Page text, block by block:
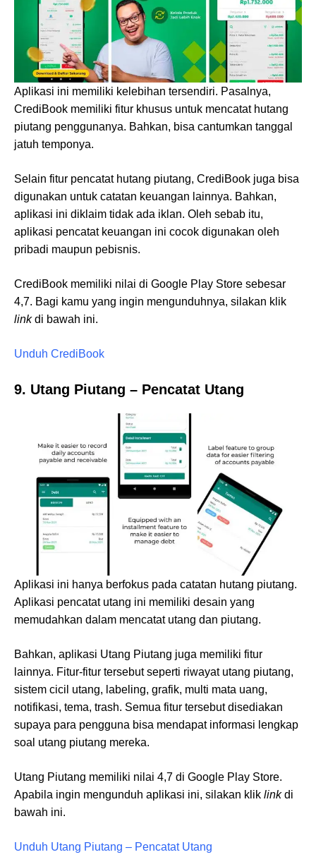
Aplikasi ini memiliki kelebihan tersendiri. Pasalnya,
CrediBook memiliki fitur khusus untuk mencatat hutang
piutang penggunanya. Bahkan, bisa cantumkan tanggal
jatuh temponya.
Selain fitur pencatat hutang piutang, CrediBook juga bisa
digunakan untuk catatan keuangan lainnya. Bahkan,
aplikasi ini diklaim tidak ada iklan. Oleh sebab itu,
aplikasi pencatat keuangan ini cocok digunakan oleh
pribadi maupun pebisnis.
CrediBook memiliki nilai di Google Play Store sebesar
4,7. Bagi kamu yang ingin mengunduhnya, silakan klik
linkdi bawah ini.
Unduh CrediBook
9. Utang Piutang – Pencatat Utang
Aplikasi ini hanya berfokus pada catatan hutang piutang.
Aplikasi pencatat utang ini memiliki desain yang
memudahkan dalam mencatat utang dan piutang.
Bahkan, aplikasi Utang Piutang juga memiliki fitur
lainnya. Fitur-fitur tersebut seperti riwayat utang piutang,
sistem cicil utang, labeling, grafik, multi mata uang,
notifikasi, tema, trash. Semua fitur tersebut disediakan
supaya para pengguna bisa mendapat informasi lengkap
soal utang piutang mereka.
Utang Piutang memiliki nilai 4,7 di Google Play Store.
Apabila ingin mengunduh aplikasi ini, silakan klik linkdi
bawah ini.
Unduh Utang Piutang – Pencatat Utang